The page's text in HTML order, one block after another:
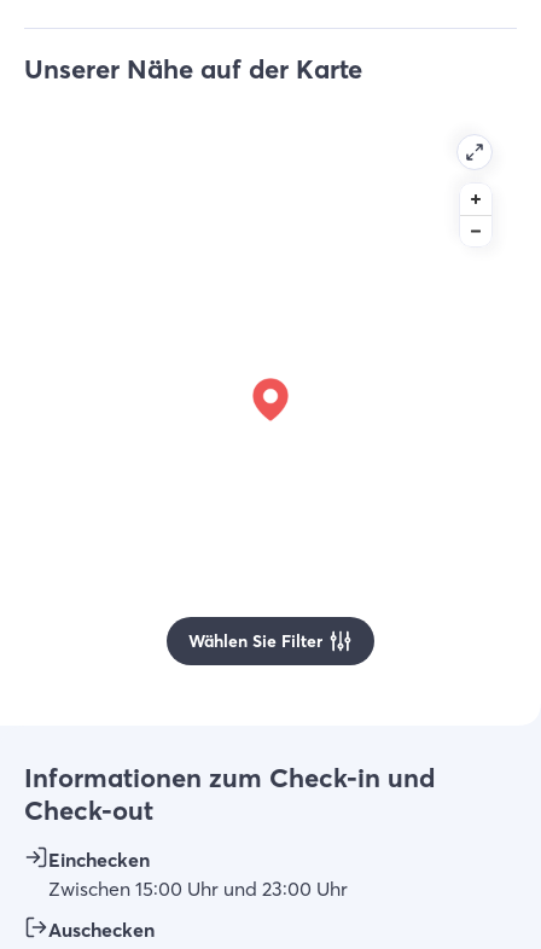
Unserer Nähe auf der Karte
Wählen Sie Filter
Informationen zum Check-in und
Check-out
Einchecken
Zwischen 15:00 Uhr und 23:00 Uhr
Auschecken